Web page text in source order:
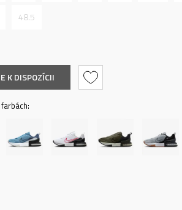
48.5
K DISPOZÍCII